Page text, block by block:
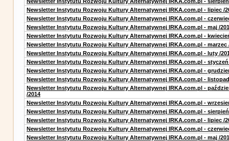
Newsletter Instytutu Rozwoju Kultury Alternatywnej IRKA.com.pl - lipiec /
Newsletter Instytutu Rozwoju Kultury Alternatywnej IRKA.com.pl -
Newsletter Instytutu Rozwoju Kultury Alternatywnej IRKA.com.pl - maj /
Newsletter Instytutu Rozwoju Kultury Alternatywnej IRKA.com.pl -
Newsletter Instytutu Rozwoju Kultury Alternatywnej IRKA.com.pl - marzec
Newsletter Instytutu Rozwoju Kultury Alternatywnej IRKA.com.pl - luty /
Newsletter Instytutu Rozwoju Kultury Alternatywnej IRKA.com.pl - styczeń
Newsletter Instytutu Rozwoju Kultury Alternatywnej IRKA.com.pl -
Newsletter Instytutu Rozwoju Kultury Alternatywnej IRKA.com.pl - listopad
Newsletter Instytutu Rozwoju Kultury Alternatywnej IRKA.com.pl -
/2014
Newsletter Instytutu Rozwoju Kultury Alternatywnej IRKA.com.pl -
Newsletter Instytutu Rozwoju Kultury Alternatywnej IRKA.com.pl - sierpień
Newsletter Instytutu Rozwoju Kultury Alternatywnej IRKA.com.pl - lipiec /
Newsletter Instytutu Rozwoju Kultury Alternatywnej IRKA.com.pl -
Newsletter Instytutu Rozwoju Kultury Alternatywnej IRKA.com.pl - maj /